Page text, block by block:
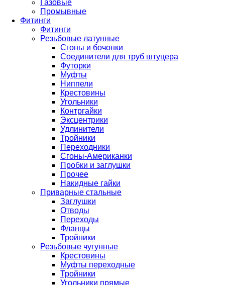
Газовые
Промывные
Фитинги
Фитинги
Резьбовые латунные
Сгоны и бочонки
Соединители для труб штуцера
Футорки
Муфты
Ниппели
Крестовины
Угольники
Контргайки
Эксцентрики
Удлинители
Тройники
Переходники
Сгоны-Американки
Пробки и заглушки
Прочее
Накидные гайки
Приварные стальные
Заглушки
Отводы
Переходы
Фланцы
Тройники
Резьбовые чугунные
Крестовины
Муфты переходные
Тройники
Угольники прямые